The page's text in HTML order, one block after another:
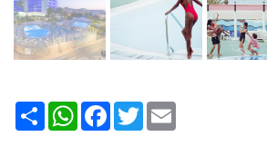
Share WhatsAppFacebook
Twitter